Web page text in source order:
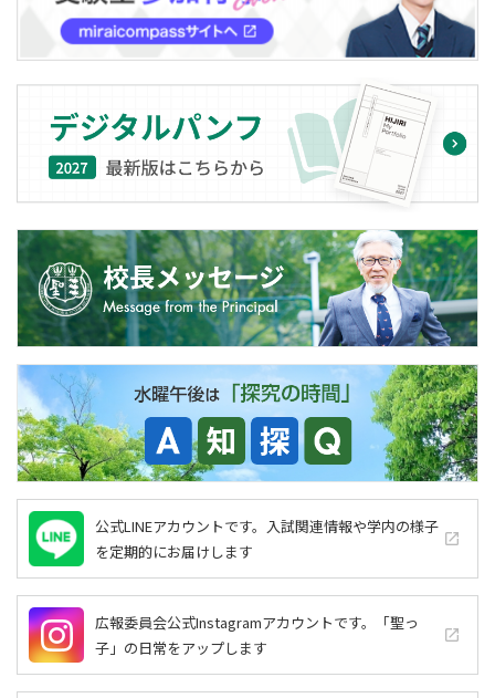
公式LINEアカウントです。入試関連情報や学内の様子
を定期的にお届けします
launch
広報委員会公式Instagramアカウントです。「聖っ
子」の日常をアップします
launch